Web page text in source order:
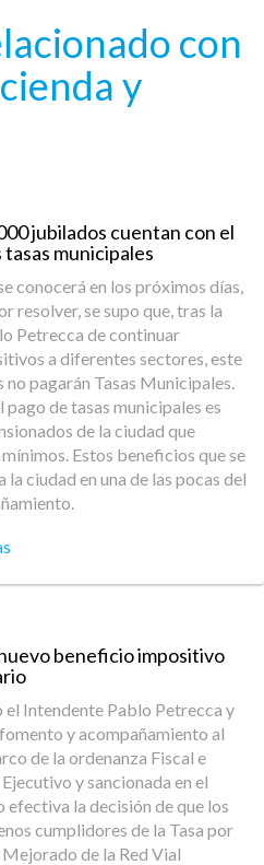
con
y
jubilados cuentan con el
municipales
conocerá en los próximos días,
resolver, se supo que, tras la
Petrecca de continuar
a diferentes sectores, este
pagarán Tasas Municipales.
de tasas municipales es
de la ciudad que
Estos beneficios que se
ciudad en una de las pocas del
beneficio impositivo
el Intendente Pablo Petrecca y
y acompañamiento al
de la ordenanza Fiscal e
y sancionada en el
la decisión de que los
cumplidores de la Tasa por
de la Red Vial